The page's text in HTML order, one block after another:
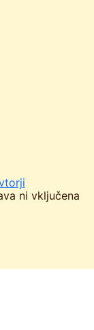
ni vključena